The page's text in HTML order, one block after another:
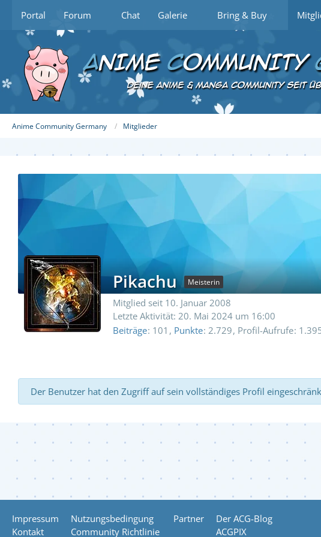
Portal Forum Chat Galerie Bring & Buy
Anime Community Germany Mitglieder
Pikachu Meisterin
Mitglied seit 10. Januar 2008
Letzte Aktivität: 20. Mai 2024 um 16:00
Beiträge 101 Punkte 2.729 Profil-Aufrufe
Der Benutzer hat den Zugriff auf sein vollständiges Profil
Impressum
Kontakt
Nutzungsbedingung
Community Richtlinie
Partner
Der ACG-Blog
ACGPIX